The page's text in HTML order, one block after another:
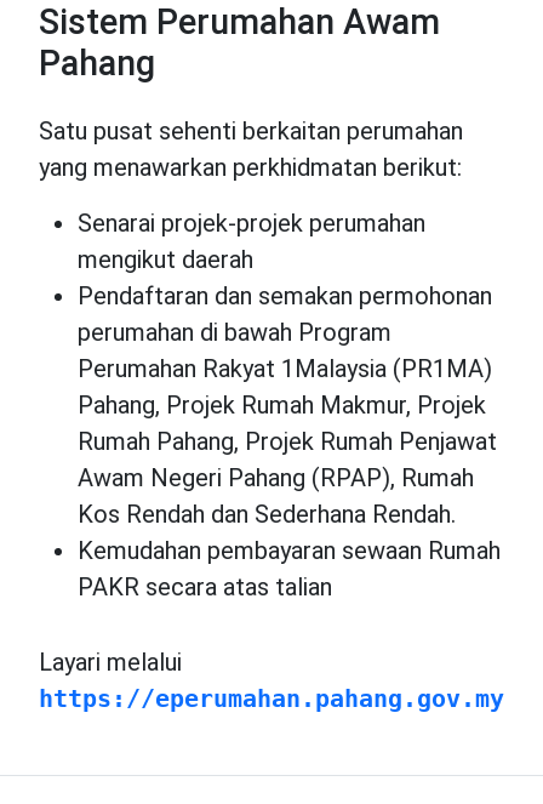
Sistem Perumahan Awam
Pahang
Satu pusat sehenti berkaitan perumahan
yang menawarkan perkhidmatan berikut:
Senarai projek-projek perumahan
mengikut daerah
Pendaftaran dan semakan permohonan
perumahan di bawah Program
Perumahan Rakyat 1Malaysia (PR1MA)
Pahang, Projek Rumah Makmur, Projek
Rumah Pahang, Projek Rumah Penjawat
Awam Negeri Pahang (RPAP), Rumah
Kos Rendah dan Sederhana Rendah.
Kemudahan pembayaran sewaan Rumah
PAKR secara atas talian
Layari melalui
https://eperumahan.pahang.gov.my